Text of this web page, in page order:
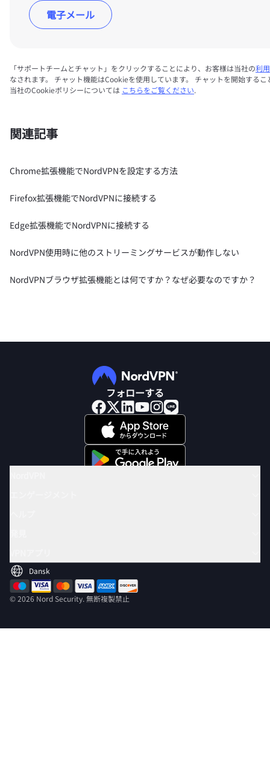
電子メール
「サポートチームとチャット」をクリックすることにより、お客様は当社の利
なされます。 チャット機能はCookieを使用しています。 チャットを開始する
当社のCookieポリシーについては こちらをご覧ください.
関連記事
Chrome拡張機能でNordVPNを設定する方法
Firefox拡張機能でNordVPNに接続する
Edge拡張機能でNordVPNに接続する
NordVPN使用時に他のストリーミングサービスが動作しない
NordVPNブラウザ拡張機能とは何ですか？なぜ必要なのですか？
フォローする
© 2026 Nord Security. 無断複製禁止